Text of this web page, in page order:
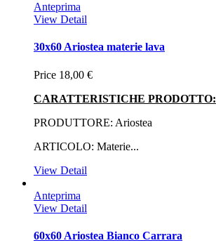
Anteprima
View Detail
30x60 Ariostea materie lava
Price 18,00 €
CARATTERISTICHE PRODOTTO:
PRODUTTORE: Ariostea
ARTICOLO: Materie...
View Detail
Anteprima
View Detail
60x60 Ariostea Bianco Carrara